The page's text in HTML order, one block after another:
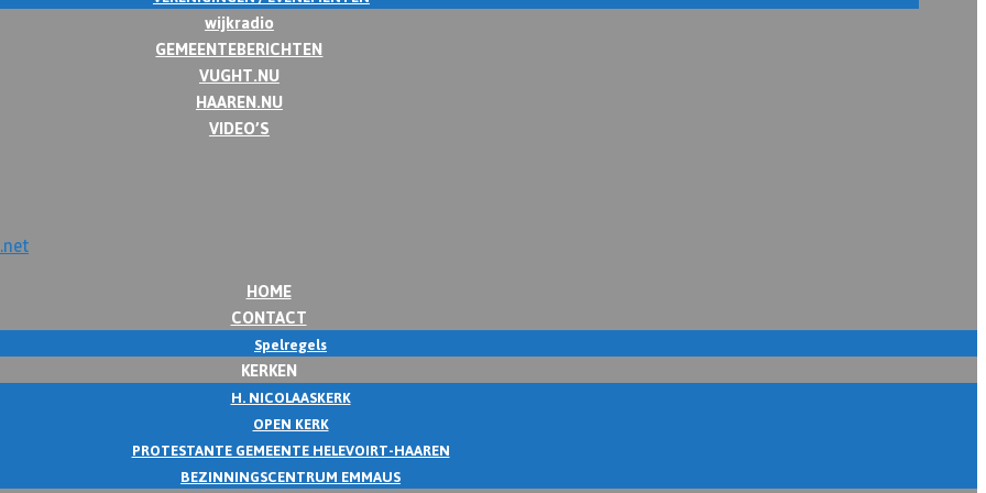
wijkradio
GEMEENTEBERICHTEN
VUGHT.NU
HAAREN.NU
VIDEO’S
HOME
CONTACT
Spelregels
KERKEN
H. NICOLAASKERK
OPEN KERK
PROTESTANTE GEMEENTE HELEVOIRT-HAAREN
BEZINNINGSCENTRUM EMMAUS